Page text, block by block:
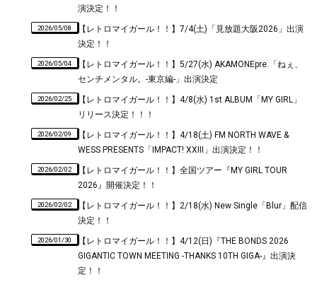
演決定！！
2026/05/08
【レトロマイガール！！】7/4(土)「見放題大阪2026」出演
決定！！
2026/05/04
【レトロマイガール！！】5/27(水) AKAMONEpre.「ねぇ、
センチメンタル。-東京編-」出演決定
2026/02/25
【レトロマイガール！！】4/8(水) 1st ALBUM「MY GIRL」
リリース決定！！！
2026/02/09
【レトロマイガール！！】4/18(土) FM NORTH WAVE &
WESS PRESENTS「IMPACT! XXIII」出演決定！！
2026/02/02
【レトロマイガール！！】全国ツアー『MY GIRL TOUR
2026』開催決定！！
2026/02/02
【レトロマイガール！！】2/18(水) New Single「Blur」配信
決定！！
2026/01/30
【レトロマイガール！！】4/12(日)『THE BONDS 2026
GIGANTIC TOWN MEETING -THANKS 10TH GIGA-』出演決
定！！